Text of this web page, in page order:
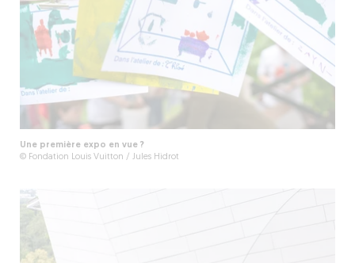
Une première expo en vue ?
© Fondation Louis Vuitton / Jules Hidrot